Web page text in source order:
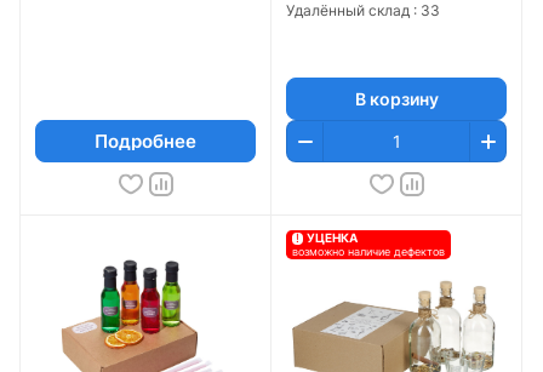
Подробнее
Удалённый склад : 33
В корзину
! УЦЕНКА
возможно наличие дефектов